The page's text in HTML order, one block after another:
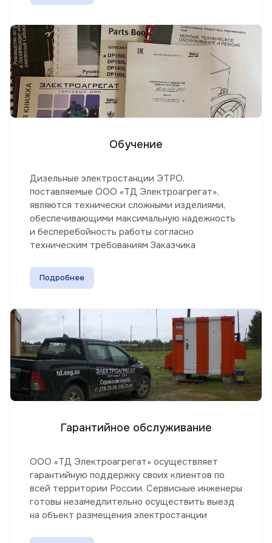
Обучение
Дизельные электростанции ЭТРО,
поставляемые ООО «ТД Электроагрегат»,
являются технически сложными изделиями,
обеспечивающими максимальную надежность
и бесперебойность работы согласно
техническим требованиям Заказчика
Подробнее
Гарантийное обслуживание
ООО «ТД Электроагрегат» осуществляет
гарантийную поддержку своих клиентов по
всей территории России. Сервисные инженеры
готовы незамедлительно осуществить выезд
на объект размещения электростанции